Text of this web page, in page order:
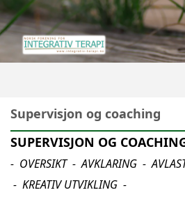
Supervisjon og coaching
SUPERVISJON OG
- OVERSIKT - AVKLARING -
- KREATIV UTVIKLING -